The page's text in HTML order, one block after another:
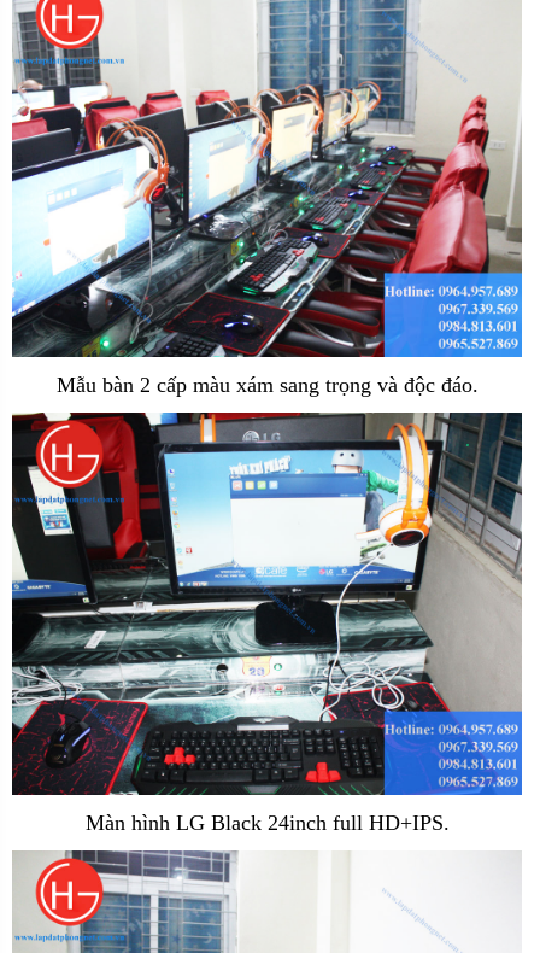
Mẫu bàn 2 cấp màu xám sang trọng và độc đáo.
Màn hình LG Black 24inch full HD+IPS.